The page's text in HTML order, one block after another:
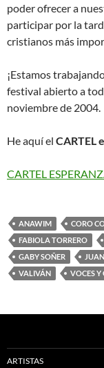
poder ofrecer a
participar por la
cristianos más
¡Estamos
festival abierto a
noviembre de 2004.
He aquí el CARTEL
CARTEL
ANAWIM
CORO
FABIOLA TORRERO
GABY SOÑER
VALIVÁN
VOCES Y
ARTISTAS